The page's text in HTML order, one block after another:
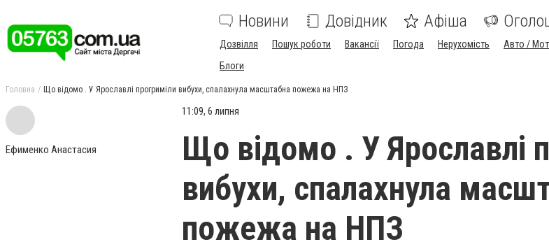
Новини Довідник Афіша
Дозвілля Пошук роботи Вакансії Погода Нерухомість Авто /
Блоги
Головна Що відомо . У Ярославлі прогриміли вибухи, спалахнула масштабна пожежа на НПЗ
Ефименко Анастасия
11:09, 6 липня
Що відомо . У Ярославлі
вибухи, спалахнула
пожежа на НПЗ